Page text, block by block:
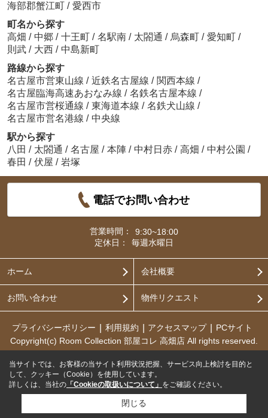
海部郡蟹江町
/ 愛西市
町名から探す
高畑 / 中郷 / 十王町 / 名駅南 / 太閤通 / 烏森町 / 愛知町 /
則武 / 大西 / 中島新町
路線から探す
名古屋市営東山線 / 近鉄名古屋線 / 関西本線 /
名古屋臨海高速あおなみ線 / 名鉄名古屋本線 /
名古屋市営桜通線 / 東海道本線 / 名鉄犬山線 /
名古屋市営名港線 / 中央線
駅から探す
八田 / 太閤通 / 名古屋 / 本陣 / 中村日赤 / 高畑 / 中村公園 /
春田 / 伏屋 / 岩塚
電話でお問い合わせ
営業時間：
9:30~18:00
定休日：
毎週水曜日
ホーム 会社概要
お問い合わせ 物件リクエスト
プライバシーポリシー 利用規約 アクセスマップ
PCサイト
Copyright(c) Room Collection 部屋コレ 高畑店 All rights reserved.
当サイトでは、お客様の当サイト利用状況把握、サービス向上検討を目的と
して、クッキー（Cookie）を使用しています。
詳しくは、当社の 「Cookieの取扱いについて」 をご確認ください。
閉じる